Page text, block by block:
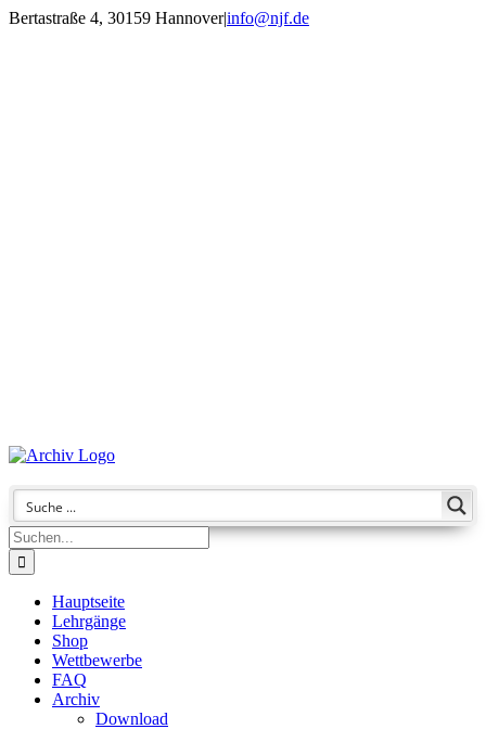
Zum
Bertastraße 4, 30159 Hannover|info@njf.de
Suche
nach:
Hauptseite
Lehrgänge
Shop
Wettbewerbe
FAQ
Archiv
Download